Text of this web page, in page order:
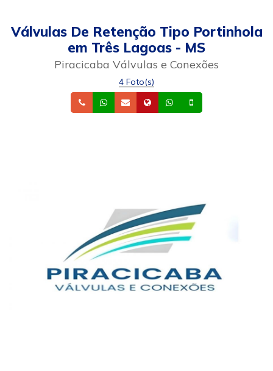
Válvulas De Retenção Tipo Portinhola
em Três Lagoas - MS
Piracicaba Válvulas e Conexões
4 Foto(s)
TelefoneWhatsapp
Email Site Whatsapp